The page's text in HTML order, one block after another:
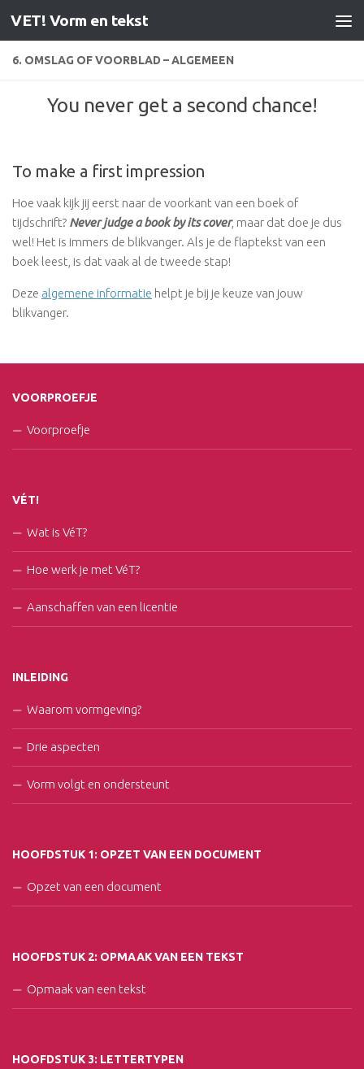
Doorgaan naar inhoud
VET! Vorm en tekst
6. OMSLAG OF VOORBLAD – ALGEMEEN
You never get a second chance!
To make a first impression
Hoe vaak kijk jij eerst naar de voorkant van een boek of
tijdschrift? Never judge a book by its cover, maar dat doe je dus
wel! Het is immers de blikvanger. Als je de flaptekst van een
boek leest, is dat vaak al de tweede stap!
Deze algemene informatie helpt je bij je keuze van jouw
blikvanger.
VOORPROEFJE
Voorproefje
VÉT!
Wat is VéT?
Hoe werk je met VéT?
Aanschaffen van een licentie
INLEIDING
Waarom vormgeving?
Drie aspecten
Vorm volgt en ondersteunt
HOOFDSTUK 1: OPZET VAN EEN DOCUMENT
Opzet van een document
HOOFDSTUK 2: OPMAAK VAN EEN TEKST
Opmaak van een tekst
HOOFDSTUK 3: LETTERTYPEN